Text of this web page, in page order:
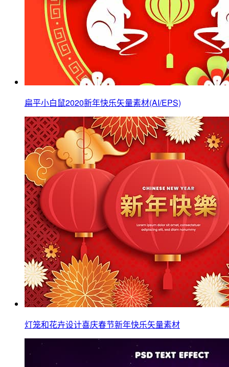
扁平小白鼠2020新年快乐矢量素材(AI/EPS)
灯笼和花卉设计喜庆春节新年快乐矢量素材